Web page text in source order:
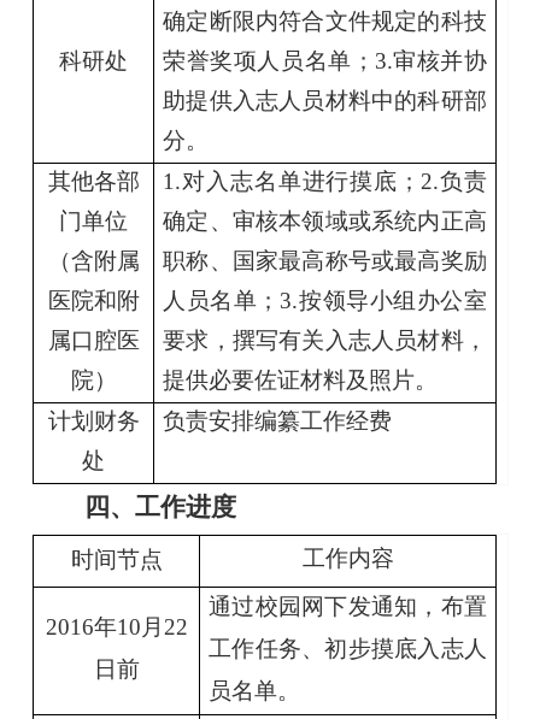
科研处
确定断限内符合文件规定的科技
荣誉奖项人员名单； 3.审核并协
助提供入志人员材料中的科研部
分。
其他各部
门单位
（含附属
医院和附
属口腔医
院）
1.对入志名单进行摸底； 2.负责
确定、审核本领域或系统内正高
职称、国家最高称号或最高奖励
人员名单； 3.按领导小组办公室
要求，撰写有关入志人员材料，
提供必要佐证材料及照片。
计划财务
处
负责安排编纂工作经费
四、工作进度
时间节点 工作内容
2016年10 月 22
日前
通过校园网下发通知，布置
工作任务、初步摸底入志人
员名单。